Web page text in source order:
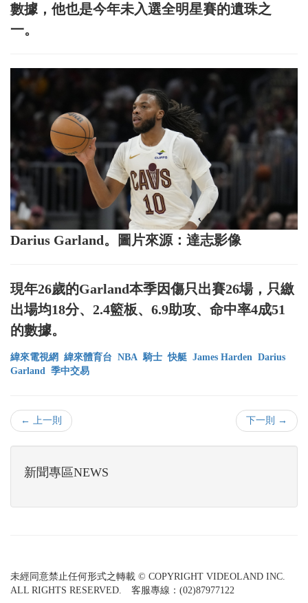
數據，他也是今年未入選全明星賽的遺珠之
一。
Darius Garland。圖片來源：達志影像
現年26歲的Garland本季因傷只出賽26場，只繳
出場均18分、2.4籃板、6.9助攻、命中率4成51
的數據。
緯來電視網 緯來體育台 NBA 騎士 快艇 James Harden Darius
Garland 季中交易
← 上一則 下一則 →
新聞專區NEWS
未經同意禁止任何形式之轉載 © COPYRIGHT VIDEOLAND INC.
ALL RIGHTS RESERVED. 客服專線：(02)87977122